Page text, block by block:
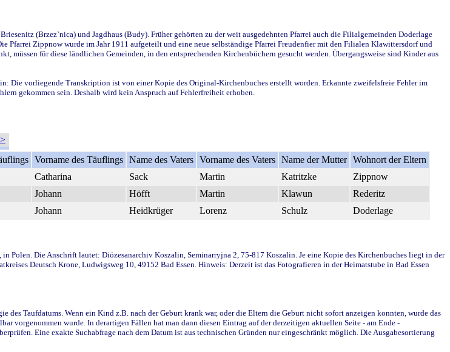
(Brzez`nica) und Jagdhaus (Budy). Früher gehörten zu der weit ausgedehnten Pfarrei auch die Filialgemeinden Doderlage
Zippnow wurde im Jahr 1911 aufgeteilt und eine neue selbständige Pfarrei Freudenfier mit den Filialen Klawittersdorf und
für diese ländlichen Gemeinden, in den entsprechenden Kirchenbüchern gesucht werden. Übergangsweise sind Kinder aus
Die vorliegende Transkription ist von einer Kopie des Original-Kirchenbuches erstellt worden. Erkannte zweifelsfreie Fehler im
gekommen sein. Deshalb wird kein Anspruch auf Fehlerfreiheit erhoben.
Vorname des Täuflings Name des Vaters Vorname des Vaters Name der Mutter Wohnort der Eltern
Catharina Sack Martin Katritzke
Zippnow
Johann Höfft Martin Klawun
Rederitz
Johann Heidkrüger Lorenz Schulz Doderlage
Die Anschrift lautet: Diözesanarchiv Koszalin, Seminarryjna 2, 75-817 Koszalin. Je eine Kopie des Kirchenbuches liegt in der
Deutsch Krone, Ludwigsweg 10, 49152 Bad Essen. Hinweis: Derzeit ist das Fotografieren in der Heimatstube in Bad Essen
Taufdatums. Wenn ein Kind z.B. nach der Geburt krank war, oder die Eltern die Geburt nicht sofort anzeigen konnten, wurde das
vorgenommen wurde. In derartigen Fällen hat man dann diesen Eintrag auf der derzeitigen aktuellen Seite - am Ende -
Eine exakte Suchabfrage nach dem Datum ist aus technischen Gründen nur eingeschränkt möglich. Die Ausgabesortierung